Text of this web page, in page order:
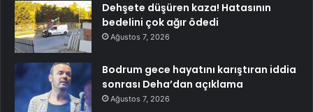
Dehşete düşüren kaza! Hatasının
bedelini çok ağır ödedi
Ağustos 7, 2026
Bodrum gece hayatını karıştıran iddia
sonrası Deha’dan açıklama
Ağustos 7, 2026